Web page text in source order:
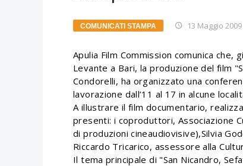
COMUNICATI STAMPA 13 Maggio 2009
Apulia Film Commission comunica
Levante a Bari, la produzione del film
Condorelli, ha organizzato una
lavorazione dall’11 al 17 in alcune
A illustrare il film documentario,
presenti: i coproduttori, Associazione
di produzioni cineaudiovisive),Silvia
Riccardo Tricarico, assessore alla
Il tema principale di "San Nicandro,